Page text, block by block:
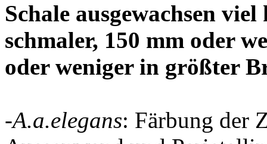
Schale ausgewachsen
schmaler, 150 mm oder
oder weniger in größter
-A.a.elegans: Färbung der